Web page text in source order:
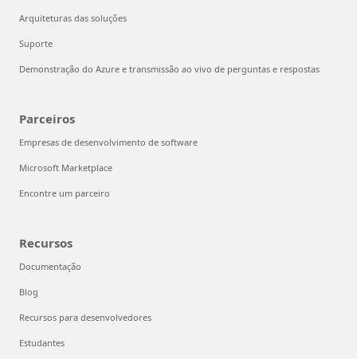
Arquiteturas das soluções
Suporte
Demonstração do Azure e transmissão ao vivo de perguntas e respostas
Parceiros
Empresas de desenvolvimento de software
Microsoft Marketplace
Encontre um parceiro
Recursos
Documentação
Blog
Recursos para desenvolvedores
Estudantes